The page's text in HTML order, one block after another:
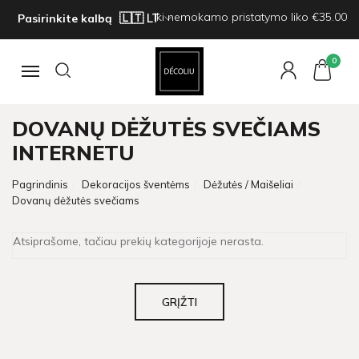
Pasirinkite kalbą Iki nemokamo pristatymo liko €35.00
Navigacija
0
DOVANŲ DĖŽUTĖS SVEČIAMS
INTERNETU
Pagrindinis Dekoracijos šventėms
Dėžutės / Maišeliai
Dovanų dėžutės svečiams
Atsiprašome, tačiau prekių kategorijoje nerasta.
GRĮŽTI